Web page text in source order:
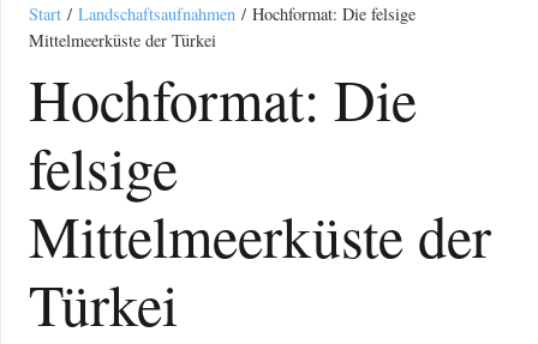
Start / Landschaftsaufnahmen / Hochformat: Die felsige
Mittelmeerküste der Türkei
Hochformat: Die
felsige
Mittelmeerküste der
Türkei